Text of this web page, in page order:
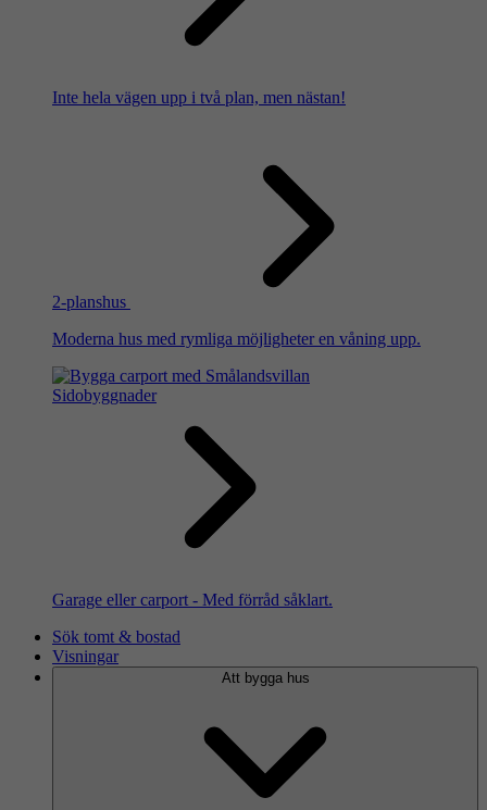
Inte hela vägen upp i två plan, men nästan!
2-planshus
Moderna hus med rymliga möjligheter en våning upp.
Sidobyggnader
Garage eller carport - Med förråd såklart.
Sök tomt & bostad
Visningar
Att bygga hus